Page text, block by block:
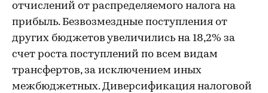
отчислений от распределяемого налога на
прибыль. Безвозмездные поступления от
других бюджетов увеличились на 18,2% за
счет роста поступлений по всем видам
трансфертов, за исключением иных
межбюджетных. Диверсификация налоговой